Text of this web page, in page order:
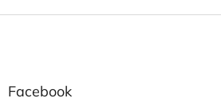
Z
Facebook